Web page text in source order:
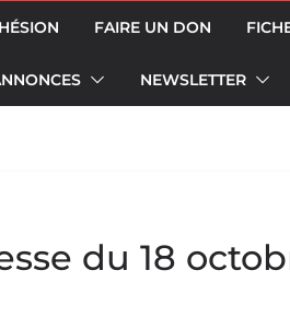
FAIRE UN DON
NEWSLETTER
du 18